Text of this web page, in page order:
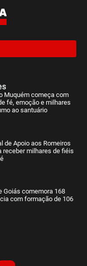
Muquém começa com
fé, emoção e milhares
ao santuário
de Apoio aos Romeiros
receber milhares de fiéis
Goiás comemora 168
com formação de 106